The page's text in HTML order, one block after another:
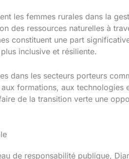
les femmes rurales dans la
des ressources naturelles à
constituent une part
inclusive et résiliente.
dans les secteurs porteurs
formations, aux
de la transition verte une
de responsabilité publique,